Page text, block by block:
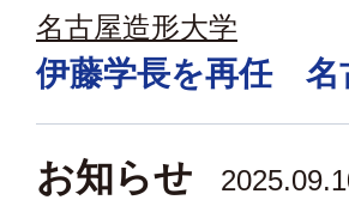
名古屋造形大学
伊藤学長を再任 名
お知らせ